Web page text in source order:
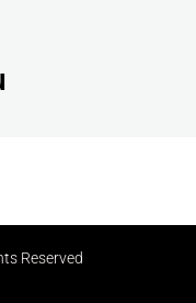
Reserved